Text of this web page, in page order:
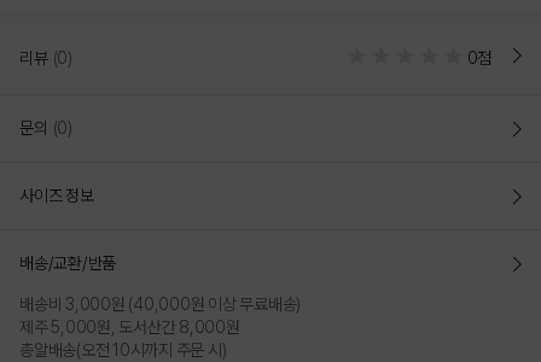
리뷰 (0) 0점
문의 (0)
사이즈 정보
배송/교환/반품
배송비 3,000원 (40,000원 이상 무료배송)
제주 5,000원, 도서산간 8,000원
총알배송(오전 10시까지 주문 시)